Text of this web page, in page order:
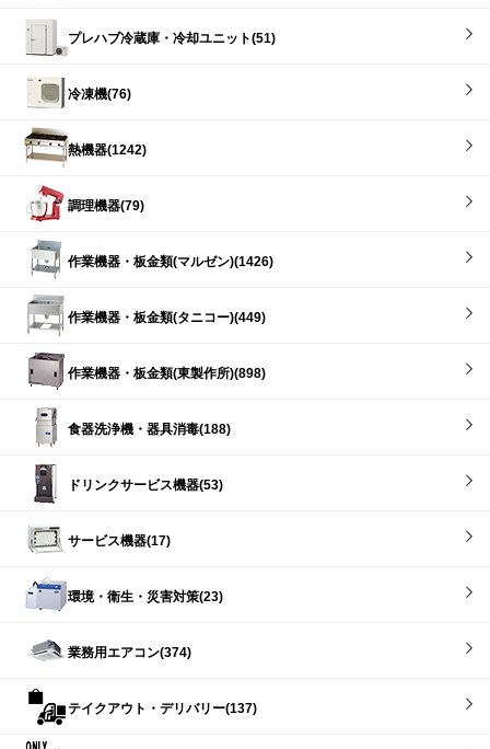
プレハブ冷蔵庫・冷却ユニット(51)
冷凍機(76)
熱機器(1242)
調理機器(79)
作業機器・板金類(マルゼン)(1426)
作業機器・板金類(タニコー)(449)
作業機器・板金類(東製作所)(898)
食器洗浄機・器具消毒(188)
ドリンクサービス機器(53)
サービス機器(17)
環境・衛生・災害対策(23)
業務用エアコン(374)
テイクアウト・デリバリー(137)